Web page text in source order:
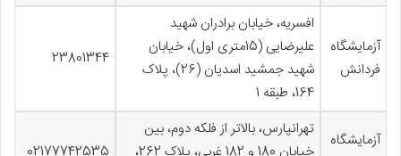
آزمایشگاه
فردانش
افسریه، خیابان برادران شهید
علیرضایی (15متری اول)، خیابان
شهید جمشید اسدیان (26)، پلاک
164، طبقه 1
23801344
آزمایشگاه
تهرانپارس، بالاتر از فلکه دوم، بین